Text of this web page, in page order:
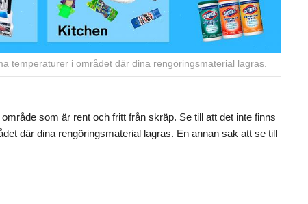
temperaturer i området där dina rengöringsmaterial lagras.
som är rent och fritt från skräp. Se till att det inte finns
där dina rengöringsmaterial lagras. En annan sak att se till